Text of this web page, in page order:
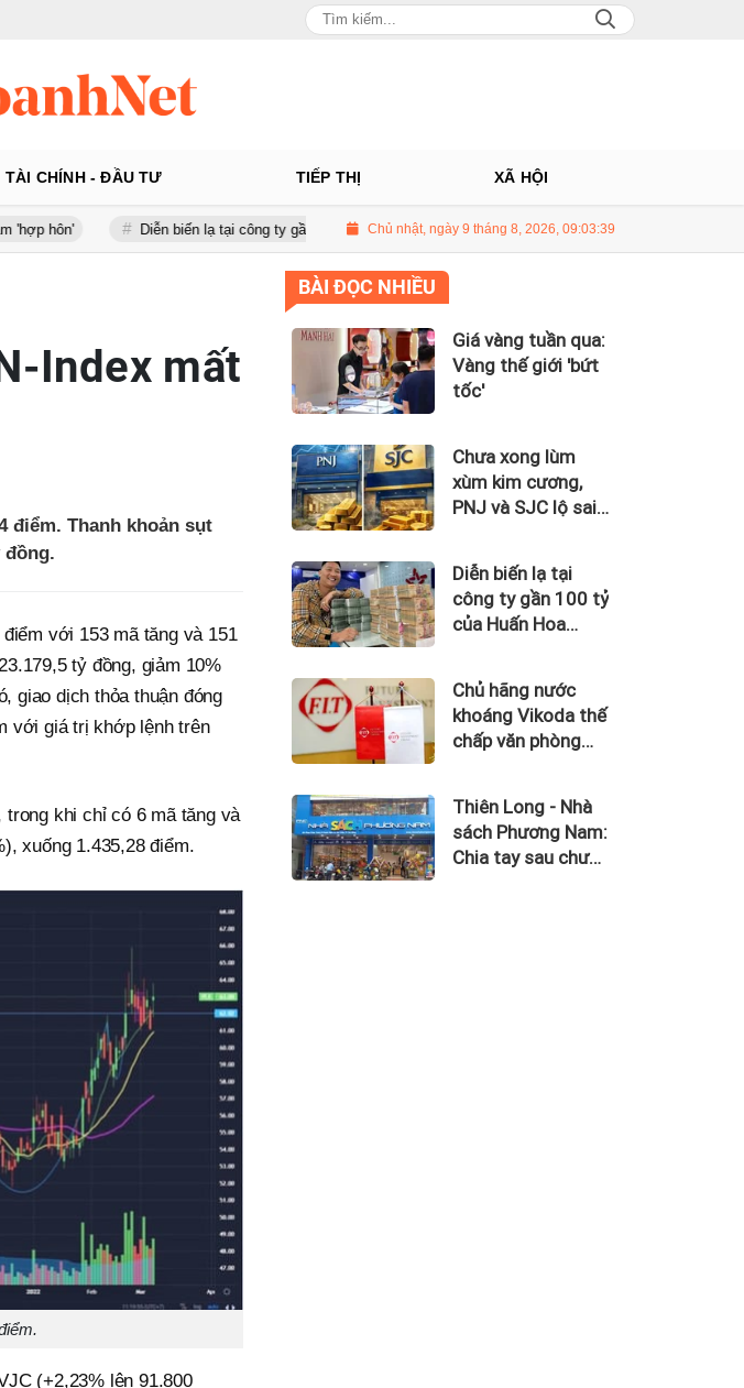
TÀI CHÍNH - ĐẦU TƯ TIẾP THỊ XÃ HỘI
Diễn biến lạ tại công ty gần 100 tỷ của Huấn Hoa Hồng Giá vàng tuần qua: Vàng thế giới 'bứt tốc'
Chủ nhật, ngày 9 tháng 8, 2026, 09:03:40
Index mất
điểm. Thanh khoản sụt
đồng.
với 153 mã tăng và 151
tỷ đồng, giảm 10%
giao dịch thỏa thuận đóng
với giá trị khớp lệnh trên
khi chỉ có 6 mã tăng và
xuống 1.435,28 điểm.
(+2,23% lên 91.800
BÀI ĐỌC NHIỀU
Giá vàng tuần qua:
Vàng thế giới 'bứt
tốc'
Chưa xong lùm
xùm kim cương,
PNJ và SJC lộ sai
doanh vàng
Diễn biến lạ tại
công ty gần 100 tỷ
của Huấn Hoa
Chủ hãng nước
khoáng Vikoda thế
chấp văn phòng
doanh thua lỗ
Thiên Long - Nhà
sách Phương Nam:
Chia tay sau chưa